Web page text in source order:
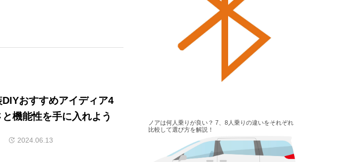
DIYおすすめアイディア4
機能性を手に入れよう
2024.06.13
ノアは何人乗りが良い？ 7、8人乗りの違いをそれぞれ
比較して選び方を解説！